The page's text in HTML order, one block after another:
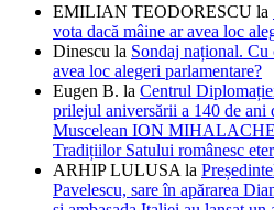
EMILIAN TEODORESCU la
vota dacă mâine ar avea loc
Dinescu la Sondaj național. Cu
avea loc alegeri parlamentare?
Eugen B. la Centrul
prilejul aniversării a 140 de ani
Muscelean ION
Tradițiilor Satului românesc
ARHIP LULUSA la
Pavelescu, sare în apărarea